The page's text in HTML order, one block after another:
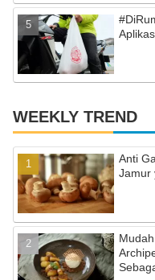
WEEKLY TREND
Anti
Jamur